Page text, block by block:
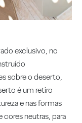
exclusivo, no
sobre o deserto,
é um retiro
e nas formas
cores neutras, para